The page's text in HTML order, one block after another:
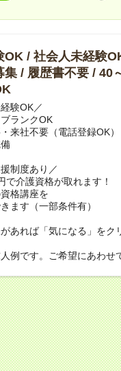
OK / 社会人未経験
集 / 履歴書不要 / 40
験OK／
ランクOK
来社不要（電話登録OK）
制度あり／
で介護資格が取れます！
格講座を
ます（一部条件有）
あれば「気になる」をク
例です。ご希望にあわせ